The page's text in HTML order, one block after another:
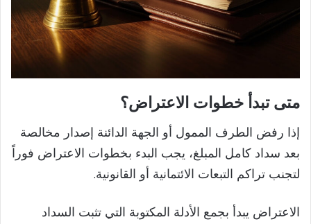
متى تبدأ خطوات الاعتراض؟
إذا رفض الطرف الممول أو الجهة الدائنة إصدار مخالصة
بعد سداد كامل المبلغ، يجب البدء بخطوات الاعتراض فوراً
لتجنب تراكم التبعات الائتمانية أو القانونية.
الاعتراض يبدأ بجمع الأدلة المكتوبة التي تثبت السداد